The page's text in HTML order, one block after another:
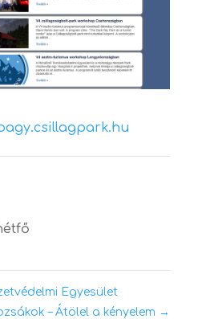
Egyesület
– Átölel a kényelem →